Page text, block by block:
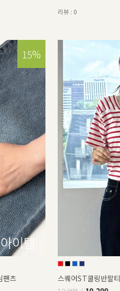
리뷰 : 0
15%
팬츠 스퀘어ST쿨링반팔티